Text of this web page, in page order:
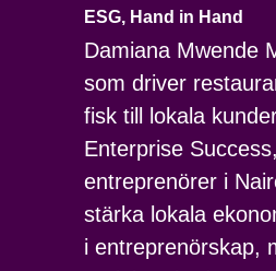
ESG, Hand in Hand
Damiana Mwende
som driver
fisk till lokala
Enterprise
entreprenörer i
stärka lokala
i entreprenörskap,